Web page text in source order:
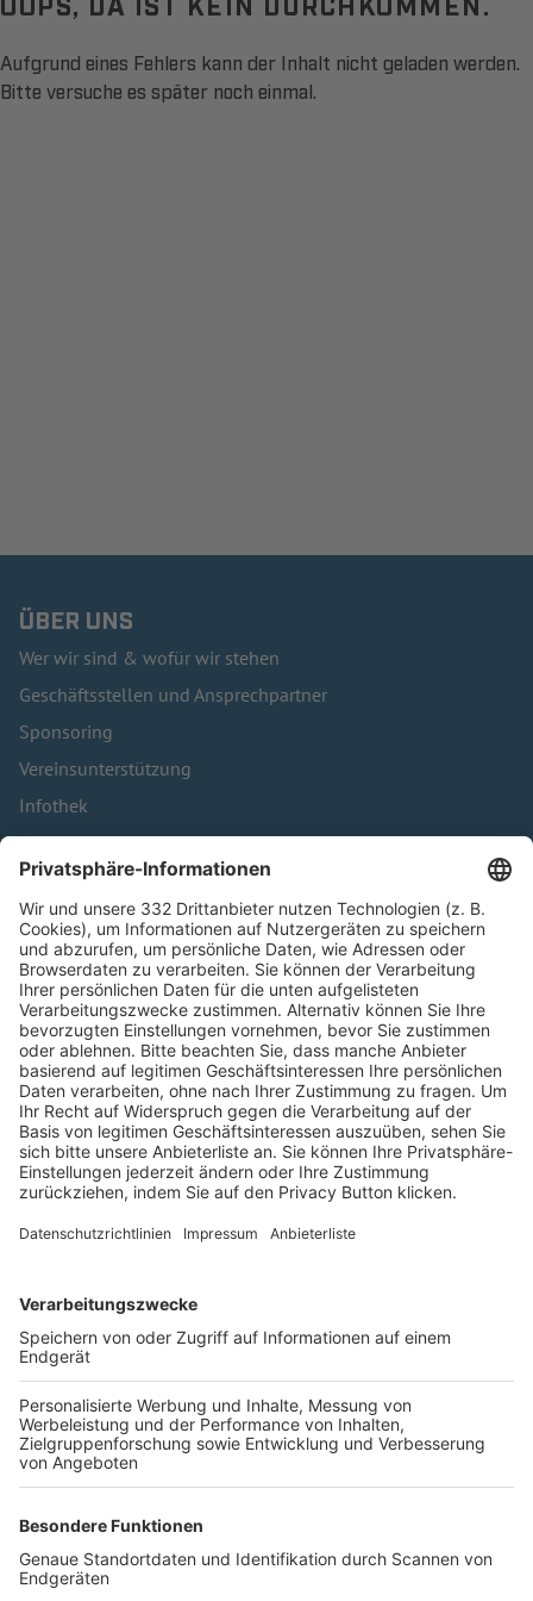
Aufgrund eines Fehlers kann der Inhalt nicht geladen werden.
Bitte versuche es später noch einmal.
ÜBER UNS
Wer wir sind & wofür wir stehen
Geschäftsstellen und Ansprechpartner
Sponsoring
Vereinsunterstützung
Infothek
Kontakt
HÄUFIG BESUCHTE SEITEN
Pässe und Vereinswechsel
Trainerausbildung
Schulungsangebot Vereinsmitarbeiter
BFV-Geschäftsstellen
Trainerbörse
Login SpielPlus
FOLGE DEM BFV
TOP-VEREINE
TOP-PARTNER